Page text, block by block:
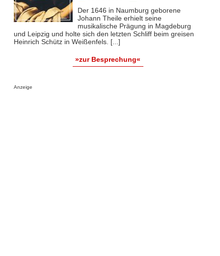
Der 1646 in Naumburg geborene
Johann Theile erhielt seine
musikalische Prägung in Magdeburg
und Leipzig und holte sich den letzten Schliff beim greisen
Heinrich Schütz in Weißenfels. [...]
»zur Besprechung«
Anzeige